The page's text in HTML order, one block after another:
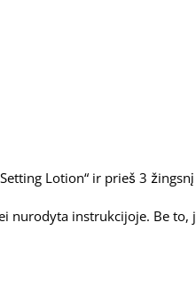
Lotion“ ir prieš 3 žingsnį
nurodyta instrukcijoje. Be